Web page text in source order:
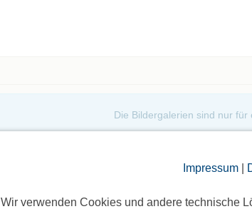
Impressum|
Wir verwenden Cookies und andere technische
Die Bildergalerien sind nur für